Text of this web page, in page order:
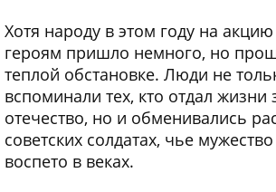
Хотя народу в этом году на акцию
героям пришло немного, но
теплой обстановке. Люди не
вспоминали тех, кто отдал жизни
отечество, но и обменивались
советских солдатах, чье
воспето в веках.